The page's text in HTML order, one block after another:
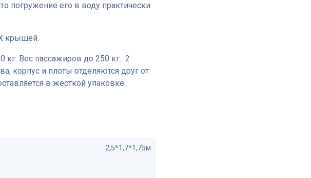
погружение его в воду практически
крышей.
кг. Вес пассажиров до 250 кг. 2
корпус и плоты отделяются друг от
в жесткой упаковке
2,5*1,7*1,75м